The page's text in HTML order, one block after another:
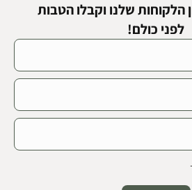
הלקוחות שלנו וקבלו הטבות
לפני כולם!